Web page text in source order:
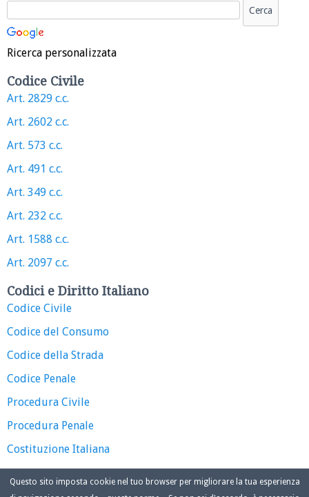
Ricerca personalizzata
Codice Civile
Art. 2829 c.c.
Art. 2602 c.c.
Art. 573 c.c.
Art. 491 c.c.
Art. 349 c.c.
Art. 232 c.c.
Art. 1588 c.c.
Art. 2097 c.c.
Codici e Diritto Italiano
Codice Civile
Codice del Consumo
Codice della Strada
Codice Penale
Procedura Civile
Procedura Penale
Costituzione Italiana
Questo sito imposta cookie nel tuo browser per migliorare la tua esperienza